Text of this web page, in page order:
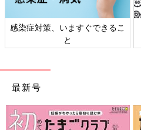
感染症対策、いますぐできるこ
と
最新号